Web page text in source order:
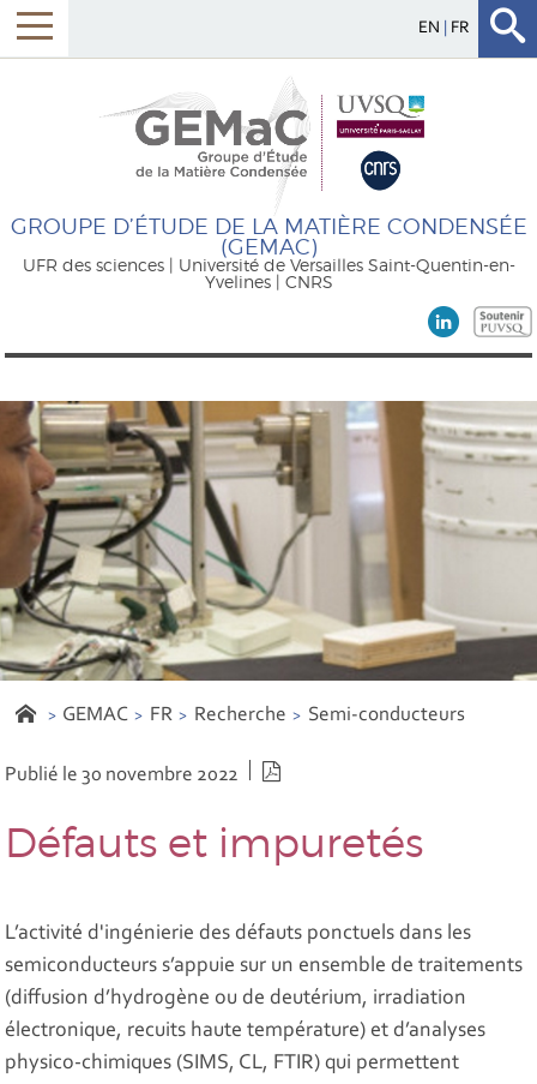
EN FR
GROUPE D’ÉTUDE DE LA MATIÈRE CONDENSÉE
(GEMAC)
UFR des sciences | Université de Versailles Saint-Quentin-en-
Yvelines | CNRS
GEMAC FR Recherche Semi-conducteurs
Publié le 30 novembre 2022
Défauts et impuretés
L’activité d'ingénierie des défauts ponctuels dans les
semiconducteurs s’appuie sur un ensemble de traitements
(diffusion d’hydrogène ou de deutérium, irradiation
électronique, recuits haute température) et d’analyses
physico-chimiques (SIMS, CL, FTIR) qui permettent